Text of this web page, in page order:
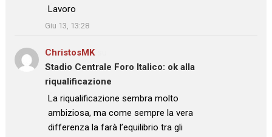
: “Lavoro
”
Giu 13, 13:28
ChristosMKsu
Stadio Centrale Foro Italico: ok alla
riqualificazione
: “La riqualificazione sembra molto
ambiziosa, ma come sempre la vera
differenza la farà l’equilibrio tra gli